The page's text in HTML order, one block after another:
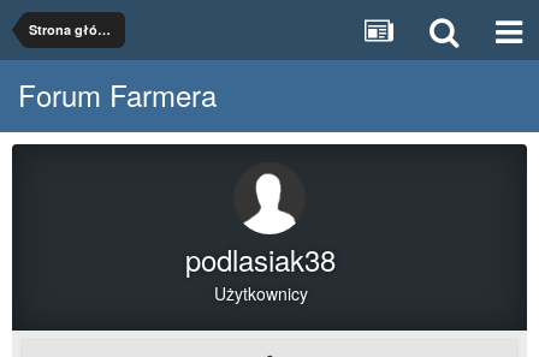
Strona główna
Forum Farmera
podlasiak38
Użytkownicy